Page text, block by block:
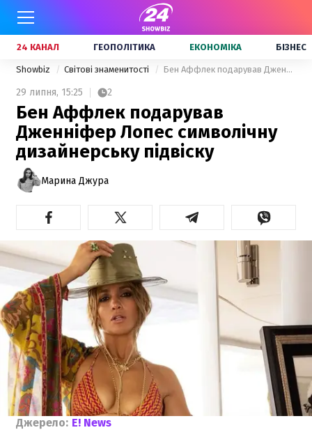
24 КАНАЛ ГЕОПОЛІТИКА ЕКОНОМІКА БІЗНЕС
Showbiz Світові знаменитості Бен Аффлек подарував Дженніфер Лопес символічну дизайнерську підвіску
29 липня, 15:25 2
Бен Аффлек подарував
Дженніфер Лопес символічну
дизайнерську підвіску
Марина Джура
Джерело: E! News